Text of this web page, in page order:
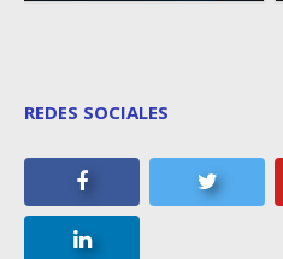
REDES SOCIALES